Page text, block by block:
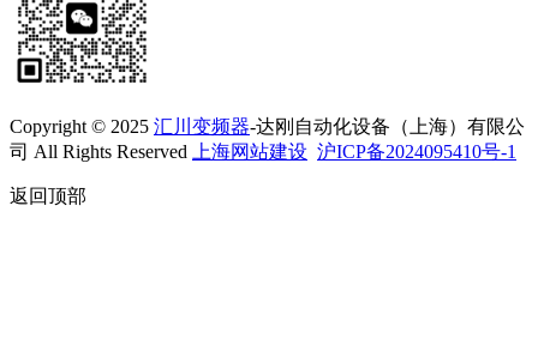
Copyright © 2025 汇川变频器-达刚自动化设备（上海）有限公
司 All Rights Reserved
上海网站建设 沪ICP备2024095410号-1
返回顶部